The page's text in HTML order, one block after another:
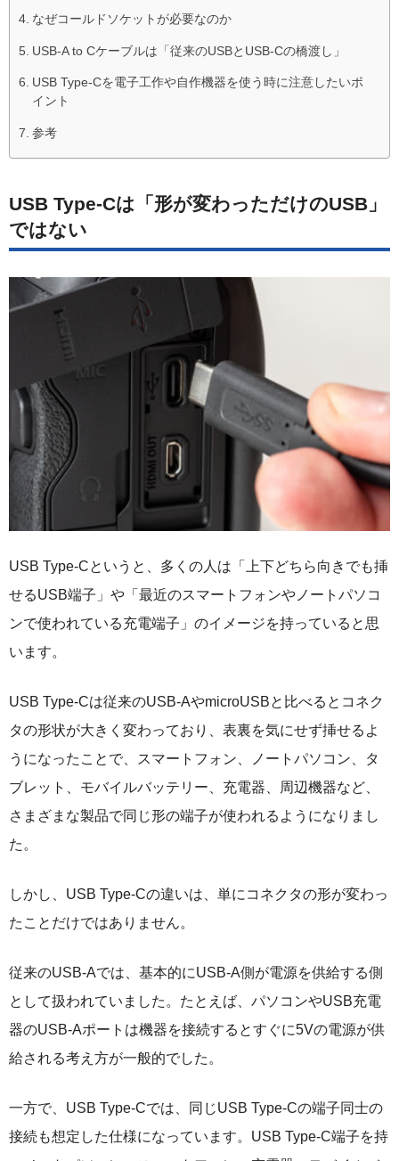
なぜコールドソケットが必要なのか
USB-A to Cケーブルは「従来のUSBとUSB-Cの橋渡し」
USB Type-Cを電子工作や自作機器を使う時に注意したいポ
イント
参考
USB Type-Cは「形が変わっただけのUSB」
ではない
USB Type-Cというと、多くの人は「上下どちら向きでも挿
せるUSB端子」や「最近のスマートフォンやノートパソコ
ンで使われている充電端子」のイメージを持っていると思
います。
USB Type-Cは従来のUSB-AやmicroUSBと比べるとコネク
タの形状が大きく変わっており、表裏を気にせず挿せるよ
うになったことで、スマートフォン、ノートパソコン、タ
ブレット、モバイルバッテリー、充電器、周辺機器など、
さまざまな製品で同じ形の端子が使われるようになりまし
た。
しかし、USB Type-Cの違いは、単にコネクタの形が変わっ
たことだけではありません。
従来のUSB-Aでは、基本的にUSB-A側が電源を供給する側
として扱われていました。たとえば、パソコンやUSB充電
器のUSB-Aポートは機器を接続するとすぐに5Vの電源が供
給される考え方が一般的でした。
一方で、USB Type-Cでは、同じUSB Type-Cの端子同士の
接続も想定した仕様になっています。USB Type-C端子を持